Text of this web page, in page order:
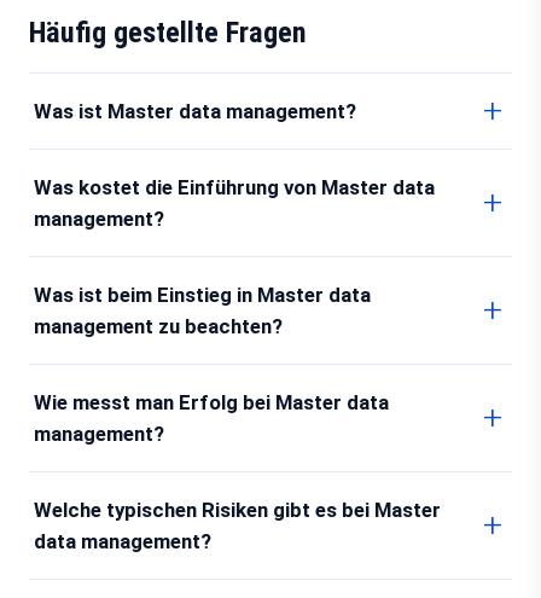
Häufig gestellte Fragen
Was ist Master data management?
Was kostet die Einführung von Master data
management?
Was ist beim Einstieg in Master data
management zu beachten?
Wie messt man Erfolg bei Master data
management?
Welche typischen Risiken gibt es bei Master
data management?